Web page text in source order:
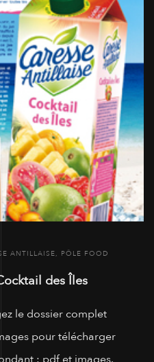
ANTILLAISE, PÔLE FOOD
des Îles
le dossier complet
pour télécharger